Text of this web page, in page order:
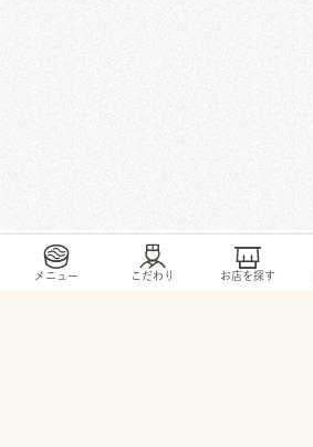
メニュー こだわり お店を探す
トップ / お店・ サービス / 福岡市